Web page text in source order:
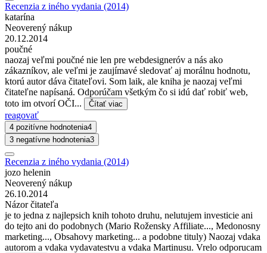
Recenzia z iného vydania (2014)
katarína
Neoverený nákup
20.12.2014
poučné
naozaj veľmi poučné nie len pre webdesigneróv a nás ako
zákazníkov, ale veľmi je zaujímavé sledovať aj morálnu hodnotu,
ktorú autor dáva čitateľovi. Som laik, ale kniha je naozaj veľmi
čitateľne napísaná. Odporúčam všetkým čo si idú dať robiť web,
toto im otvorí OČI...
Čítať viac
reagovať
4 pozitívne hodnotenia4
3 negatívne hodnotenia3
Recenzia z iného vydania (2014)
jozo helenin
Neoverený nákup
26.10.2014
Názor čitateľa
je to jedna z najlepsich knih tohoto druhu, nelutujem investicie ani
do tejto ani do podobnych (Mario Rožensky Affiliate..., Medonosny
marketing..., Obsahovy marketing... a podobne tituly) Naozaj vdaka
autorom a vdaka vydavatestvu a vdaka Martinusu. Vrelo odporucam